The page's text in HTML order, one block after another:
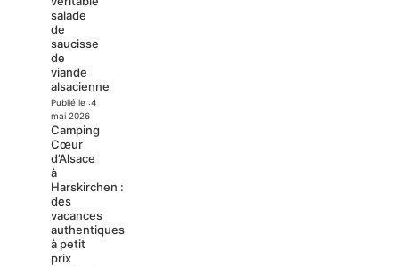
salade
de
saucisse
de
viande
alsacienne
Publié le :4
mai 2026
Camping
Cœur
d’Alsace
à
Harskirchen :
des
vacances
authentiques
à petit
prix